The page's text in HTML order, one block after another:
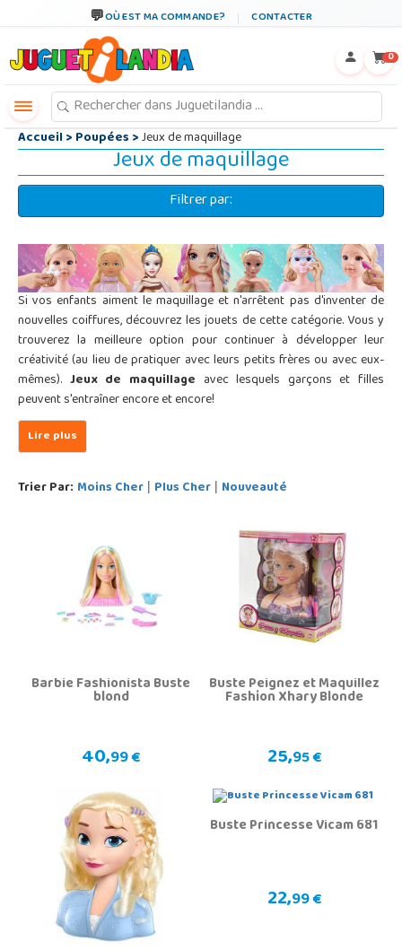
OÙ EST MA COMMANDE? CONTACTER
0
Accueil>Poupées>Jeux de maquillage
Jeux de maquillage
Filtrer par:
Si vos enfants aiment le maquillage et n'arrêtent pas d'inventer de
nouvelles coiffures, découvrez les jouets de cette catégorie. Vous y
trouverez la meilleure option pour continuer à développer leur
créativité (au lieu de pratiquer avec leurs petits frères ou avec eux-
mêmes). Jeux de maquillage avec lesquels garçons et filles
peuvent s'entraîner encore et encore!
Trier Par: Moins Cher | Plus Cher | Nouveauté
Barbie Fashionista Buste
blond
40,99 €
Buste Peignez et Maquillez
Fashion Xhary Blonde
25,95 €
Buste Princesse Vicam 681
22,99 €